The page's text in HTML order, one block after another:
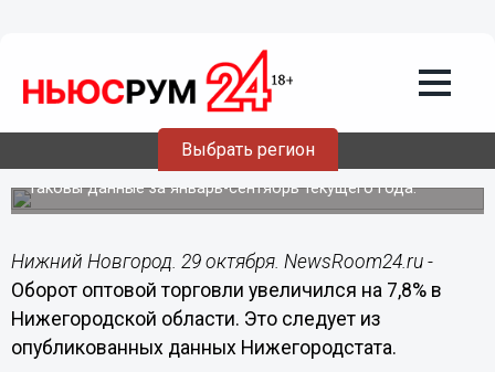
Выбрать регион
29.10.201909:02
Оборот оптовой торговли вырос на
7,8% в Нижегородской области
Таковы данные за январь-сентябрь текущего года.
Нижний Новгород. 29 октября. NewsRoom24.ru -
Оборот оптовой торговли увеличился на 7,8% в
Нижегородской области. Это следует из
опубликованных данных Нижегородстата.